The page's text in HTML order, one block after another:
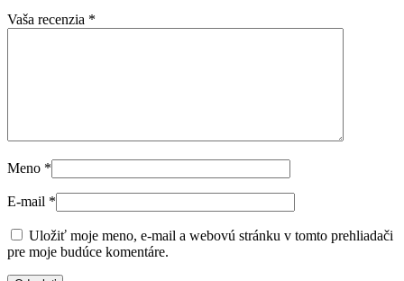
Vaša recenzia *
Meno *
E-mail *
Uložiť moje meno, e-mail a webovú stránku v tomto prehliadači
pre moje budúce komentáre.